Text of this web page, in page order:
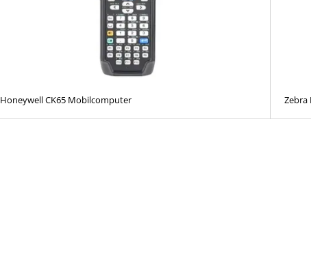
Honeywell CK65 Mobilcomputer Zebra